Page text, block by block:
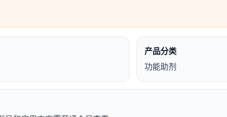
产品分类
功能助剂